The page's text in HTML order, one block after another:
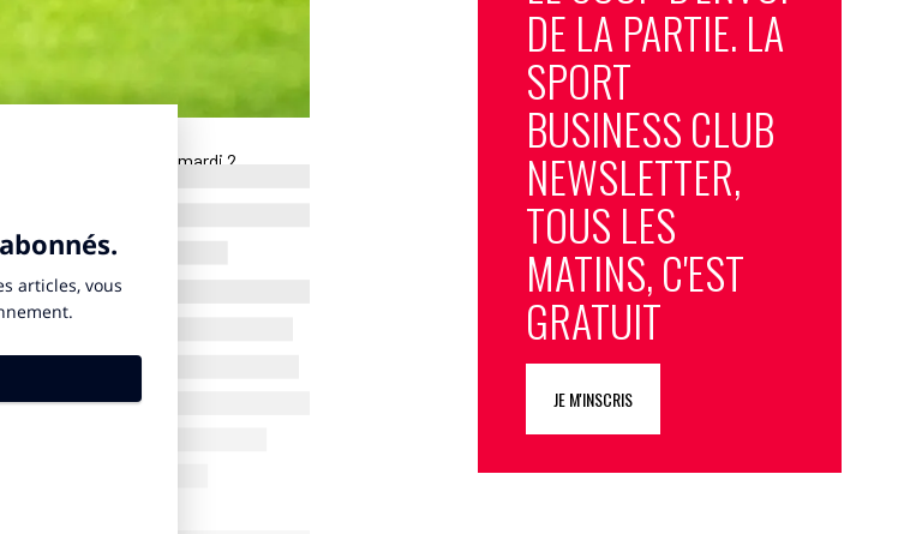
commercial ce mardi 2
DE LA PARTIE. LA
SPORT
BUSINESS CLUB
NEWSLETTER,
TOUS LES
MATINS, C'EST
GRATUIT
JE M'INSCRIS